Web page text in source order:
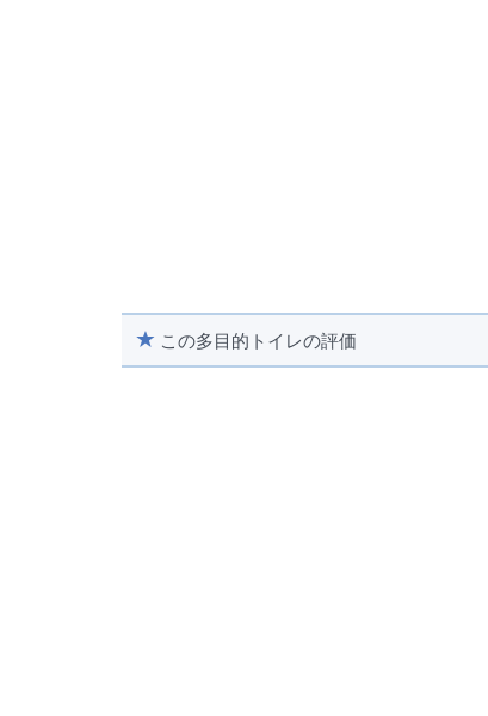
この多目的トイレの評価